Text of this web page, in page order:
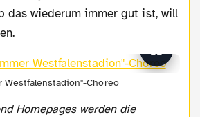
das wiederum immer gut ist, will
Westfalenstadion"-Choreo